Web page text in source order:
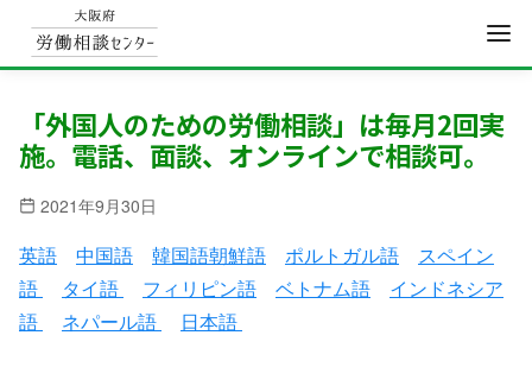
「外国人のための労働相談」は毎月2回実
施。電話、面談、オンラインで相談可。
2021年9月30日
英語 中国語 韓国語朝鮮語 ポルトガル語
スペイン
語
タイ語 フィリピン語 ベトナム語
インドネシア
語
ネパール語 日本語